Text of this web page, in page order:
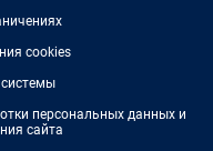
cookies
персональных данных и
сайта